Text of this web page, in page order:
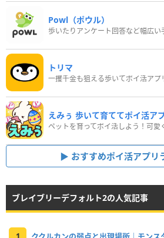
Powl（ポウル）
トリマ
一攫千金も狙える歩いてポイ活アプ
えみぅ 歩いて育ててポイ活ア
おすすめポイ活アプリ
ブレイブリーデフォルト2の人気記事